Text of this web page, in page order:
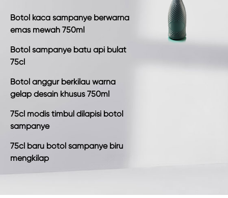
Botol kaca sampanye berwarna
emas mewah 750ml
Botol sampanye batu api bulat
75cl
Botol anggur berkilau warna
gelap desain khusus 750ml
75cl modis timbul dilapisi botol
sampanye
75cl baru botol sampanye biru
mengkilap